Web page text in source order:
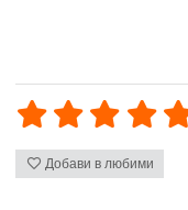
Добави в любими